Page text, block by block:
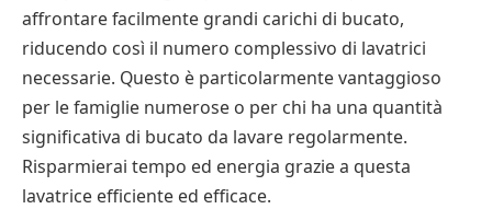
affrontare facilmente grandi carichi di bucato,
riducendo così il numero complessivo di lavatrici
necessarie. Questo è particolarmente vantaggioso
per le famiglie numerose o per chi ha una quantità
significativa di bucato da lavare regolarmente.
Risparmierai tempo ed energia grazie a questa
lavatrice efficiente ed efficace.